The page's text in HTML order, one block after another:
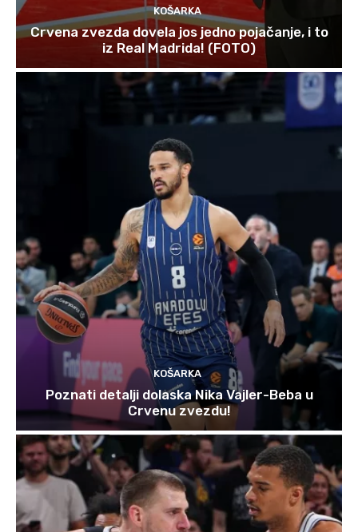
KOŠARKA
Crvena zvezda dovela jos jedno pojačanje, i to
iz Real Madrida! (FOTO)
KOŠARKA
Poznati detalji dolaska Nika Vajler-Beba u
Crvenu zvezdu!